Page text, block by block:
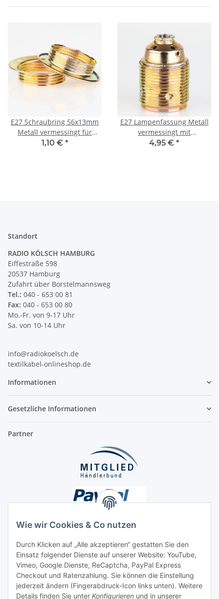
Wie wir Cookies & Co nutzen
Durch Klicken auf „Alle akzeptieren“ gestatten Sie den
Einsatz folgender Dienste auf unserer Website: YouTube,
Vimeo, Google Dienste, ReCaptcha, PayPal Express
Checkout und Ratenzahlung. Sie können die Einstellung
jederzeit ändern (Fingerabdruck-Icon links unten). Weitere
Details finden Sie unter Konfigurieren und in unserer
E27 Schraubring 56x13mm
Metall vermessingt für
Lampenfassung
1,10 € *
E27 Lampenfassung Metall
vermessingt mit
Gewindemantel und
4,95 € *
Standort
RADIO KÖLSCH HAMBURG
Eiffestraße 598
20537 Hamburg
Zufahrt über Borstelmannsweg
Tel.: 040 - 653 00 81
Fax: 040 - 653 00 80
Mo.-Fr. von 9-17 Uhr
Sa. von 10-14 Uhr
info@radiokoelsch.de
textilkabel-onlineshop.de
Informationen
Gesetzliche Informationen
Partner
Unsere Seiten
Social Media